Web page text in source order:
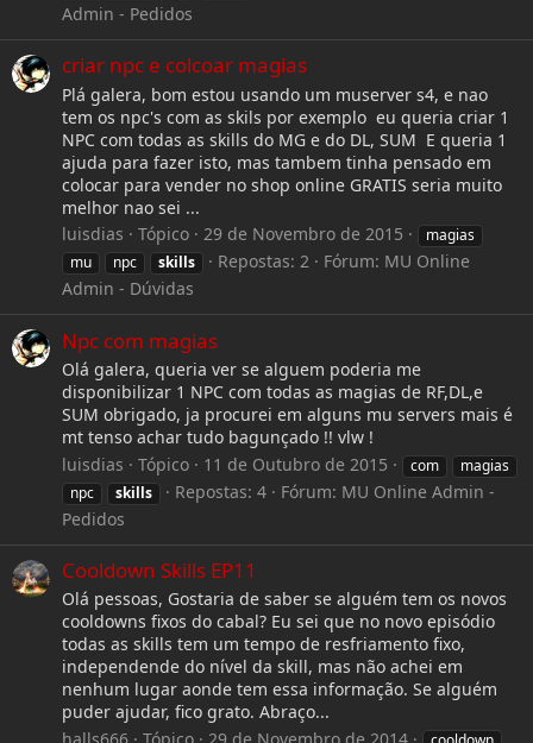
Admin - Pedidos
criar npc e colcoar magias
Plá galera, bom estou usando um muserver s4, e nao
tem os npc's com as skils por exemplo eu queria criar 1
NPC com todas as skills do MG e do DL, SUM E queria 1
ajuda para fazer isto, mas tambem tinha pensado em
colocar para vender no shop online GRATIS seria muito
melhor nao sei ...
luisdias
Tópico 29 de Novembro de 2015
magias
mu
npc skills Repostas: 2 Fórum: MU Online
Admin - Dúvidas
Npc com magias
Olá galera, queria ver se alguem poderia me
disponibilizar 1 NPC com todas as magias de RF,DL,e
SUM obrigado, ja procurei em alguns mu servers mais é
mt tenso achar tudo bagunçado !! vlw !
luisdias
Tópico 11 de Outubro de 2015 com
magias
npc
skills Repostas: 4 Fórum: MU Online Admin -
Pedidos
Cooldown Skills EP11
Olá pessoas, Gostaria de saber se alguém tem os novos
cooldowns fixos do cabal? Eu sei que no novo episódio
todas as skills tem um tempo de resfriamento fixo,
independende do nível da skill, mas não achei em
nenhum lugar aonde tem essa informação. Se alguém
puder ajudar, fico grato. Abraço...
halls666
Tópico 29 de Novembro de 2014